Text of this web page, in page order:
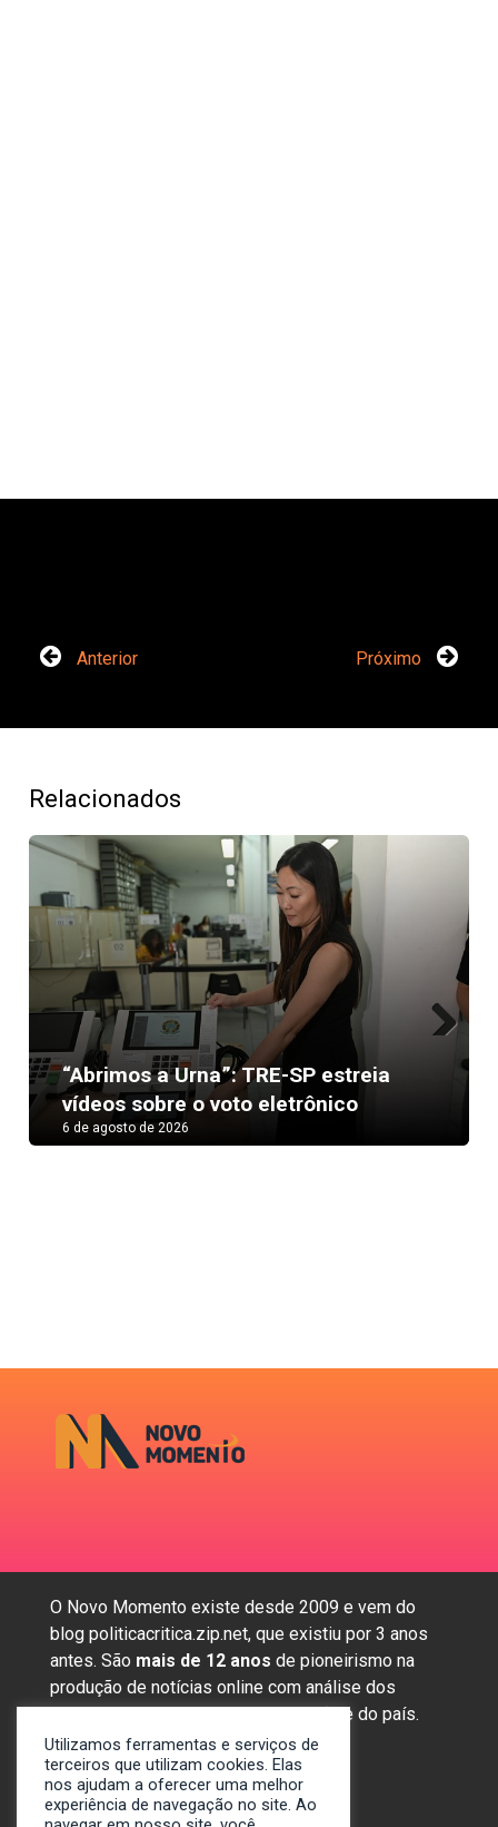
Anterior Próximo
Relacionados
“Abrimos a Urna”: TRE-SP estreia
vídeos sobre o voto eletrônico
6 de agosto de 2026
O Novo Momento existe desde 2009 e vem do
blog politicacritica.zip.net, que existiu por 3 anos
antes. São mais de 12 anos de pioneirismo na
produção de notícias online com análise dos
assuntos mais importantes da região e do país.
Sobre nós
Anunciar
Utilizamos ferramentas e serviços de
terceiros que utilizam cookies. Elas
nos ajudam a oferecer uma melhor
experiência de navegação no site. Ao